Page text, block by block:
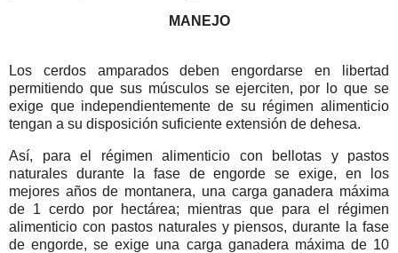
MANEJO
Los cerdos amparados deben engordarse en libertad
permitiendo que sus músculos se ejerciten, por lo que se
exige que independientemente de su régimen alimenticio
tengan a su disposición suficiente extensión de dehesa.
Así, para el régimen alimenticio con bellotas y pastos
naturales durante la fase de engorde se exige, en los
mejores años de montanera, una carga ganadera máxima
de 1 cerdo por hectárea; mientras que para el régimen
alimenticio con pastos naturales y piensos, durante la fase
de engorde, se exige una carga ganadera máxima de 10